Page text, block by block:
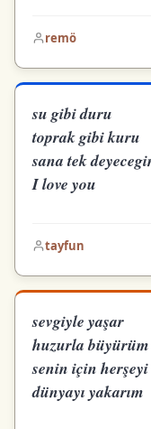
remö
su gibi duru
toprak gibi kuru
sana tek
I love you
tayfun
sevgiyle yaşar
huzurla büyürüm
senin için
dünyayı yakarım